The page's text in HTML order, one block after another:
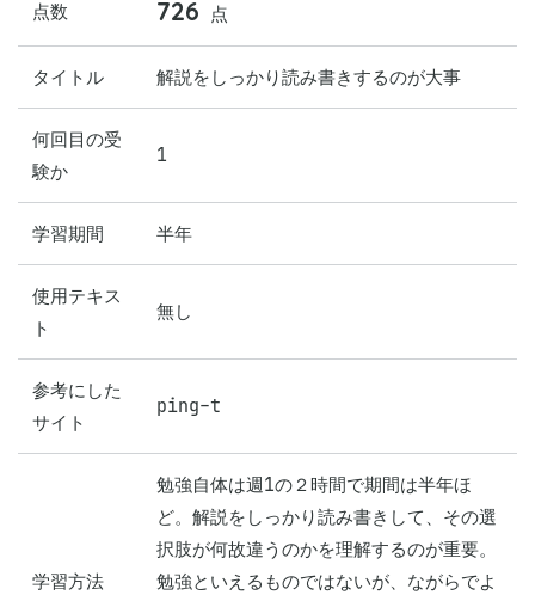
点数 726 点
タイトル 解説をしっかり読み書きするのが大事
何回目の受
験か
1
学習期間 半年
使用テキス
ト
無し
参考にした
サイト
ping-t
学習方法
勉強自体は週1の２時間で期間は半年ほ
ど。解説をしっかり読み書きして、その選
択肢が何故違うのかを理解するのが重要。
勉強といえるものではないが、ながらでよ